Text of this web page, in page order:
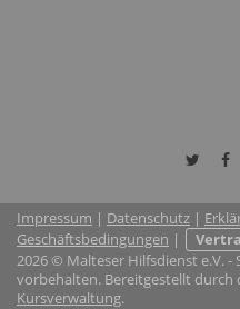
Impressum | Datenschutz |
Geschäftsbedingungen |
2026 © Malteser Hilfsdienst e.V.
vorbehalten. Bereitgestellt durch
Kursverwaltung.